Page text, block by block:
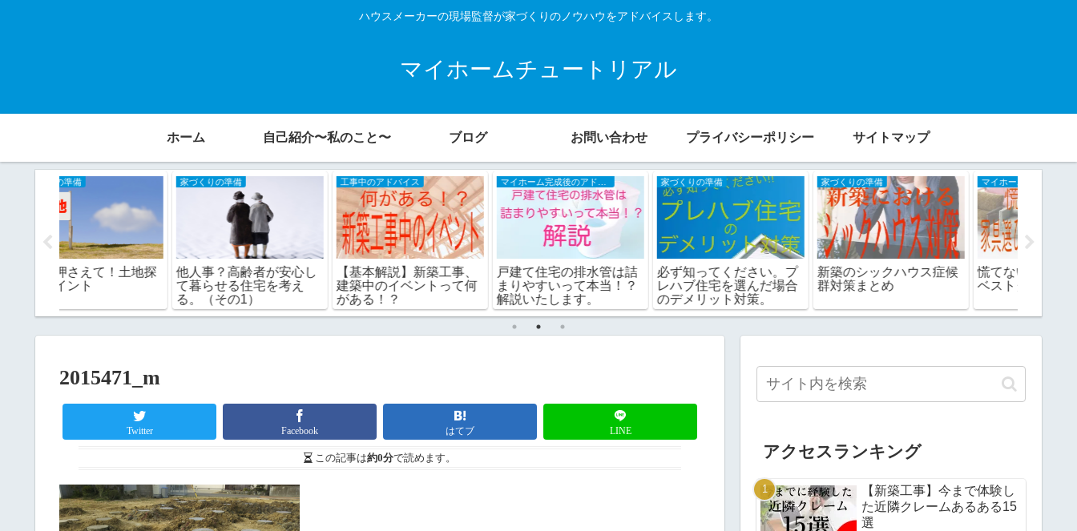
ハウスメーカーの現場監督が家づくりのノウハウをアドバイスします。
マイホームチュートリアル
ホーム 自己紹介〜私のこと〜 ブログ お問い合わせ プライバシーポリシー サイトマップ
家づくりの準備
他人事？高齢者が安心し
て暮らせる住宅を考え
工事中のアドバイス
【基本解説】新築工事、
建築中のイベントって何
がある！？
戸建て住宅の排水管は詰
まりやすいって本当！？
解説いたします。
家づくりの準備
必ず知ってください。プ
レハブ住宅を選んだ場合
のデメリット対策。
家づくりの準備
新築のシックハウス症候
群対策まとめ
慌てないで！家具選びの
ベストタイミング。
2015471_m
Twitter Facebook はてブ LINE
この記事は約0分で読めます。 アクセスランキング
【新築工事】今まで体験し
た近隣クレームあるある15
選